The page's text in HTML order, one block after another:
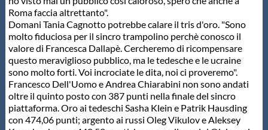
Roma faccia altrettanto".
Domani Tania Cagnotto potrebbe calare il tris d'oro. "Sono
molto fiduciosa per il sincro trampolino perchè conosco il
valore di Francesca Dallapè. Cercheremo di ricompensare
questo meraviglioso pubblico, ma le tedesche e le ucraine
sono molto forti. Voi incrociate le dita, noi ci proveremo".
Francesco Dell'Uomo e Andrea Chiarabini non sono andati
oltre il quinto posto con 387 punti nella finale del sincro
piattaforma. Oro ai tedeschi Sasha Klein e Patrik Hausding
con 474,06 punti; argento ai russi Oleg Vikulov e Aleksey